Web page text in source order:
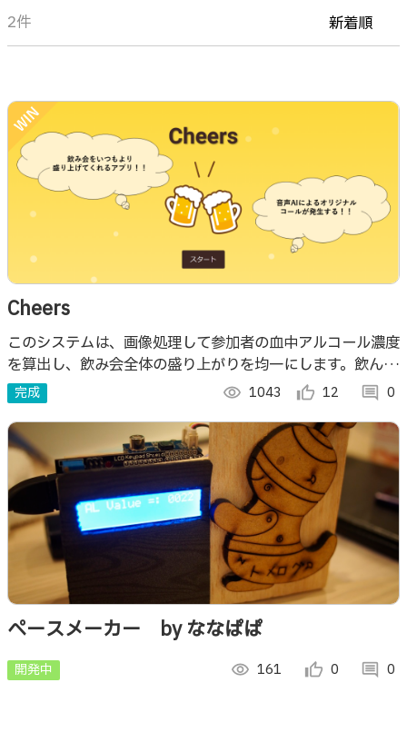
2件 新着順
Cheers
このシステムは、画像処理して参加者の血中アルコール濃度
を算出し、飲み会全体の盛り上がりを均一にします。飲んで
ない人には、音声AIによる飲みコールが流れます。 下の
URLからアプリが使えます！
完成 visibility 1043 thumb_up_alt 12 comment 0
ペースメーカー by ななぱぱ
開発中 visibility 161 thumb_up_alt 0 comment 0